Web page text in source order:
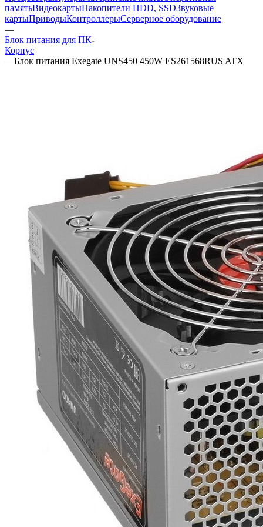
памятьВидеокартыНакопители HDD, SSDЗвуковые
картыПриводыКонтроллерыCерверное оборудование
—
Блок питания для ПК
Корпус
—Блок питания Exegate UNS450 450W ES261568RUS ATX